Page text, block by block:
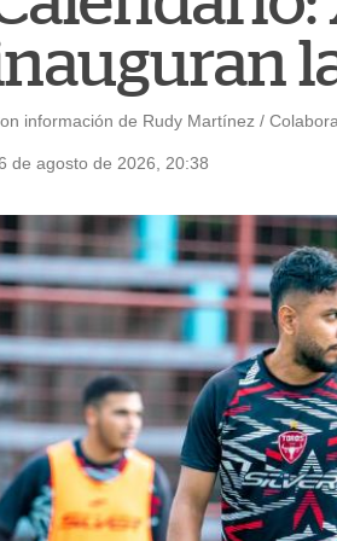
información de Rudy Martínez /
de agosto de 2026, 20:38